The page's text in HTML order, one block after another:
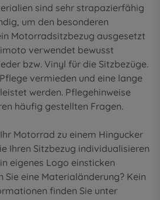
sind sehr strapazierfähig
um den besonderen
Motorradsitzbezug ausgesetzt
verwendet bewusst
bzw. Vinyl für die Sitzbezüge.
vermieden und eine lange
werden. Pflegehinweise
häufig gestellten Fragen.
Motorrad zu einem Hingucker
Ihren Sitzbezug individualisieren
eigenes Logo einsticken
Sie eine Materialänderung? Kein
finden Sie unter